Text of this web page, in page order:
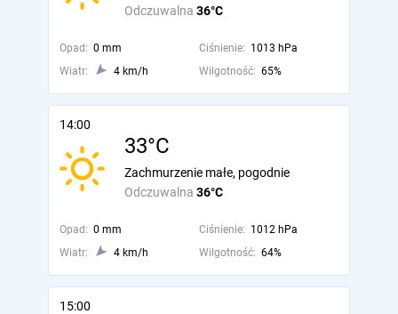
Odczuwalna 36°C
Opad: 0 mm Ciśnienie: 1013 hPa
Wiatr:
4 km/h Wilgotność: 65%
14:00
33°C
Odczuwalna 36°C
Zachmurzenie małe, pogodnie
Opad: 0 mm Ciśnienie: 1012 hPa
Wiatr:
4 km/h Wilgotność: 64%
15:00